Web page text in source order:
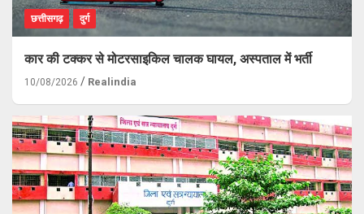
छत्तीसगढ़ दुर्ग
कार की टक्कर से मोटरसाइकिल चालक घायल, अस्पताल में भर्ती
10/08/2026 Realindia